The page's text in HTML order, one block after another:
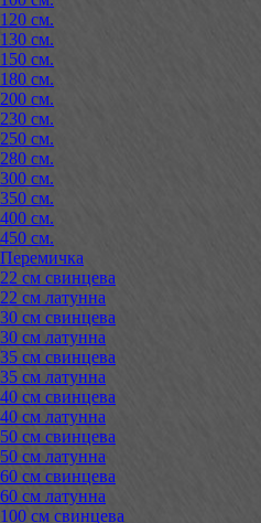
120 см.
130 см.
150 см.
180 см.
200 см.
230 см.
250 см.
280 см.
300 см.
350 см.
400 см.
450 см.
Перемичка
22 см свинцева
22 см латунна
30 см свинцева
30 см латунна
35 см свинцева
35 см латунна
40 см свинцева
40 см латунна
50 см свинцева
50 см латунна
60 см свинцева
60 см латунна
100 см свинцева